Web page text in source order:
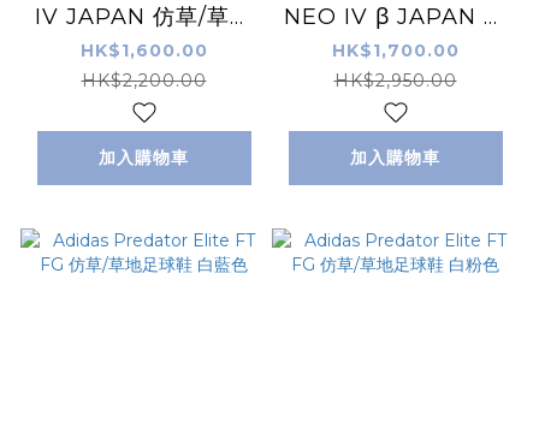
IV JAPAN 仿草/草地
足球鞋 黑紅色
HK$1,600.00
HK$2,200.00
加入購物車
NEO IV β JAPAN 仿
真草地/草地足球鞋 黑
紅色
HK$1,700.00
HK$2,950.00
加入購物車